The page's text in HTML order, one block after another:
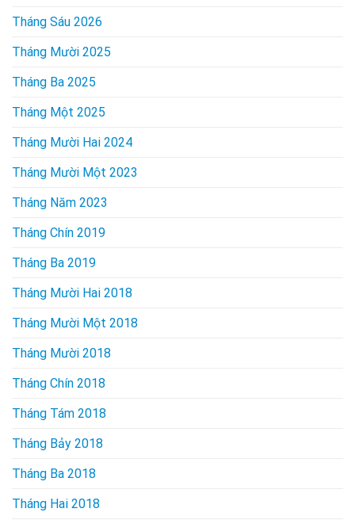
Tháng Sáu 2026
Tháng Mười 2025
Tháng Ba 2025
Tháng Một 2025
Tháng Mười Hai 2024
Tháng Mười Một 2023
Tháng Năm 2023
Tháng Chín 2019
Tháng Ba 2019
Tháng Mười Hai 2018
Tháng Mười Một 2018
Tháng Mười 2018
Tháng Chín 2018
Tháng Tám 2018
Tháng Bảy 2018
Tháng Ba 2018
Tháng Hai 2018